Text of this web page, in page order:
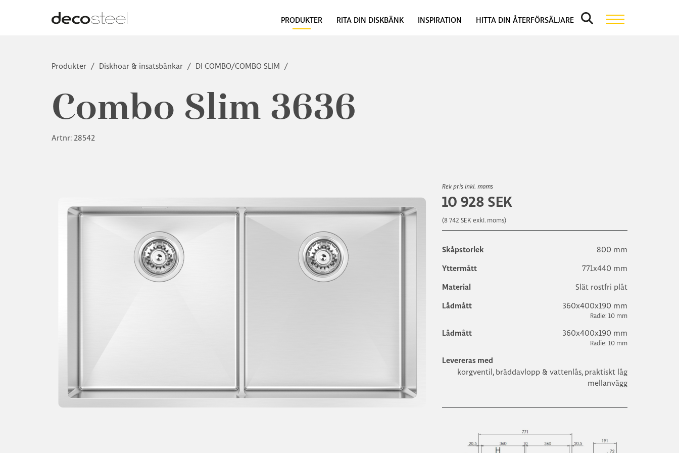
PRODUKTER RITA DIN DISKBÄNK INSPIRATION HITTA DIN ÅTERFÖRSÄLJARE
Produkter / Diskhoar & insatsbänkar / DI COMBO/COMBO SLIM /
Combo Slim 3636
Artnr: 28542
Rek pris inkl. moms
10 928 SEK
(8 742 SEK exkl. moms)
Skåpstorlek 800 mm
Yttermått 771x440 mm
Material Slät rostfri plåt
Lådmått 360x400x190 mm
Radie: 10 mm
Lådmått 360x400x190 mm
Radie: 10 mm
Levereras med
korgventil, bräddavlopp & vattenlås, praktiskt låg
mellanvägg